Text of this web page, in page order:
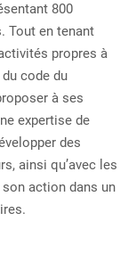
800
Tout en tenant
propres à
code du
à ses
expertise de
des
ainsi qu’avec les
action dans un